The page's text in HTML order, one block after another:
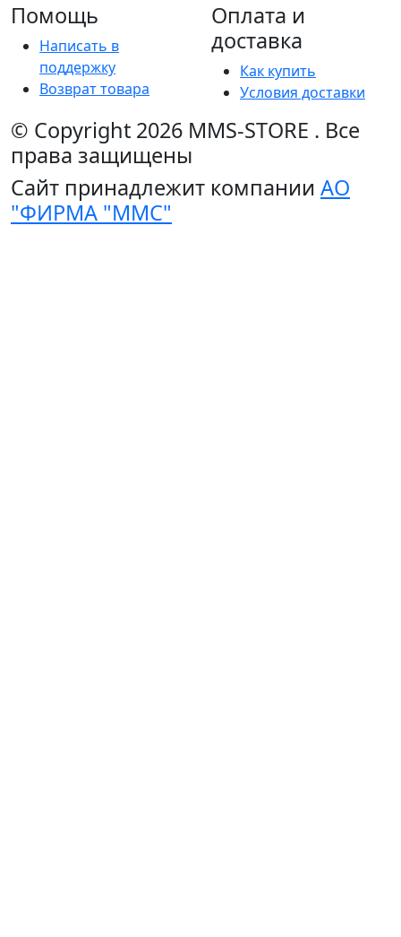
Помощь
Написать в
поддержку
Возврат товара
Оплата и
доставка
Как купить
Условия доставки
© Copyright 2026 MMS-STORE . Все
права защищены
Сайт принадлежит компании АО
"ФИРМА "ММС"